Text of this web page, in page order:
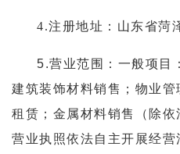
4.注册地址：山东省菏
5.营业范围：一般项目
建筑装饰材料销售；物业
租赁；金属材料销售（除
营业执照依法自主开展经